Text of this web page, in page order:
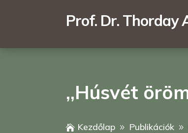
Prof. Dr. Thorday
,,Húsvét
 Kezdőlap 9 Publikációk 9